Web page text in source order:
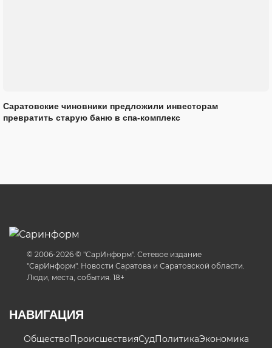
Саратовские чиновники предложили инвесторам
превратить старую баню в спа-комплекс
© 2006-2026 © "СарИнформ". Сетевое издание
"СарИнформ". Новости Саратова и Саратовской области.
Люди, места, события. 18+
НАВИГАЦИЯ
ОбществоПроисшествияСудПолитикаЭкономика